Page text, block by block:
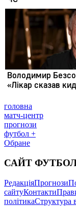
головна
матч-центр
прогнози
футбол +
Обране
САЙТ ФУТБОЛ
РедакціяПрогнози
сайтуКонтакти
політикаСтруктура